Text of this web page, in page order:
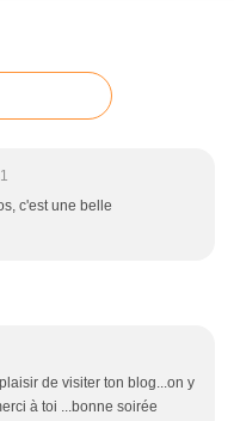
c'est une belle
de visiter ton blog...on y
à toi ...bonne soirée